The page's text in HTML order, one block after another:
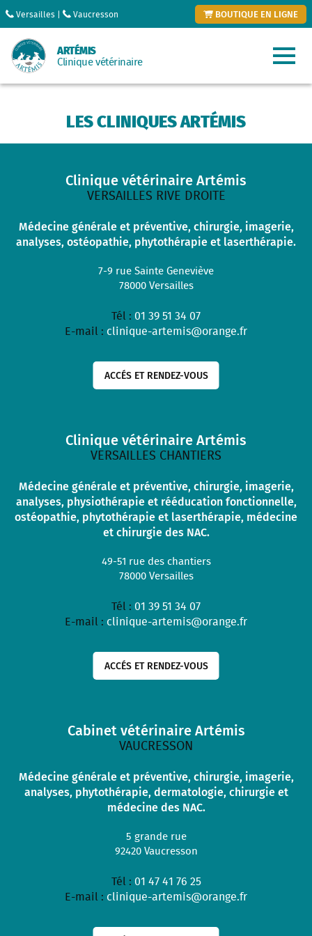
Versailles | Vaucresson BOUTIQUE EN LIGNE
ARTÉMIS
Clinique vétérinaire
LES CLINIQUES ARTÉMIS
Clinique vétérinaire Artémis
VERSAILLES RIVE DROITE
Médecine générale et préventive, chirurgie, imagerie,
analyses, ostéopathie, phytothérapie et laserthérapie.
7-9 rue Sainte Geneviève
78000Versailles
Tél : 01 39 51 34 07
E-mail : clinique-artemis@orange.fr
ACCÉS ET RENDEZ-VOUS
Clinique vétérinaire Artémis
VERSAILLES CHANTIERS
Médecine générale et préventive, chirurgie, imagerie,
analyses, physiothérapie et rééducation fonctionnelle,
ostéopathie, phytothérapie et laserthérapie, médecine
et chirurgie des NAC.
49-51 rue des chantiers
78000Versailles
Tél : 01 39 51 34 07
E-mail : clinique-artemis@orange.fr
ACCÉS ET RENDEZ-VOUS
Cabinet vétérinaire Artémis
VAUCRESSON
Médecine générale et préventive, chirurgie, imagerie,
analyses, phytothérapie, dermatologie, chirurgie et
médecine des NAC.
5 grande rue
92420Vaucresson
Tél : 01 47 41 76 25
E-mail : clinique-artemis@orange.fr